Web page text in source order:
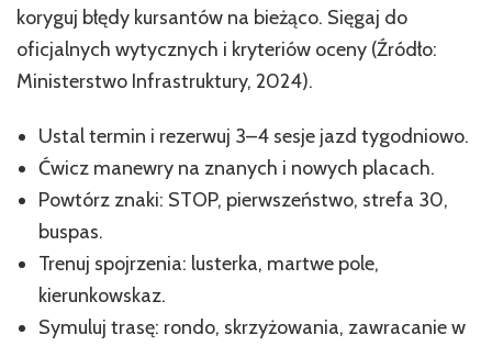
koryguj błędy kursantów na bieżąco. Sięgaj do
oficjalnych wytycznych i kryteriów oceny (Źródło:
Ministerstwo Infrastruktury, 2024).
Ustal termin i rezerwuj 3–4 sesje jazd tygodniowo.
Ćwicz manewry na znanych i nowych placach.
Powtórz znaki: STOP, pierwszeństwo, strefa 30,
buspas.
Trenuj spojrzenia: lusterka, martwe pole,
kierunkowskaz.
Symuluj trasę: rondo, skrzyżowania, zawracanie w